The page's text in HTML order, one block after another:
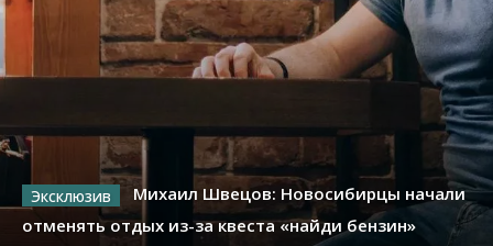
Михаил Швецов: Новосибирцы начали
отменять отдых из-за квеста «найди бензин»